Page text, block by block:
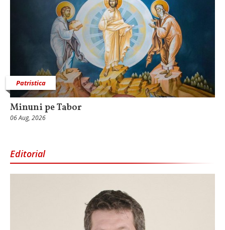
Patristica
Minuni pe Tabor
06 Aug, 2026
Editorial